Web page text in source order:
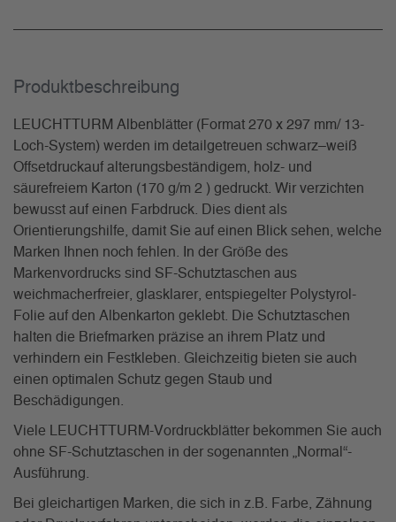
Produkt­beschreibung
LEUCHTTURM Albenblätter (Format 270 x 297 mm/ 13-
Loch-System) werden im detailgetreuen schwarz–weiß
Offsetdruckauf alterungsbeständigem, holz- und
säurefreiem Karton (170 g/m 2 ) gedruckt. Wir verzichten
bewusst auf einen Farbdruck. Dies dient als
Orientierungshilfe, damit Sie auf einen Blick sehen, welche
Marken Ihnen noch fehlen. In der Größe des
Markenvordrucks sind SF-Schutztaschen aus
weichmacherfreier, glasklarer, entspiegelter Polystyrol-
Folie auf den Albenkarton geklebt. Die Schutztaschen
halten die Briefmarken präzise an ihrem Platz und
verhindern ein Festkleben. Gleichzeitig bieten sie auch
einen optimalen Schutz gegen Staub und
Beschädigungen.
Viele LEUCHTTURM-Vordruckblätter bekommen Sie auch
ohne SF-Schutztaschen in der sogenannten „Normal“-
Ausführung.
Bei gleichartigen Marken, die sich in z.B. Farbe, Zähnung